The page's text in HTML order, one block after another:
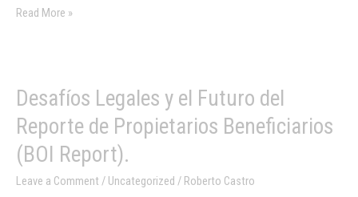
Read More »
Desafíos Legales y el Futuro del
Reporte de Propietarios Beneficiarios
(BOI Report).
Leave a Comment / Uncategorized / Roberto Castro
Desafíos
y
el
Futuro
del